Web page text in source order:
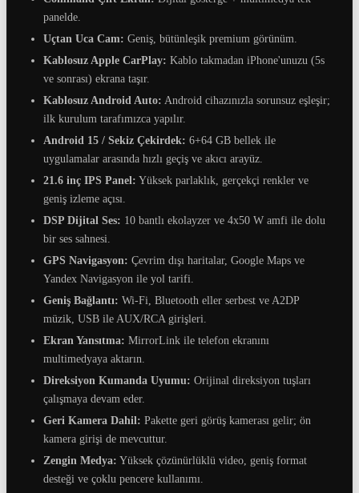
panelde.
Uçtan Uca Cam: Geniş, bütünleşik premium görünüm.
Kablosuz Apple CarPlay: Kablo takmadan iPhone'unuzu (5s
ve sonrası) ekrana taşır.
Kablosuz Android Auto: Android cihazınızla sorunsuz eşleşir;
ilk kurulum tarafımızca yapılır.
Android 15 / Sekiz Çekirdek: 6+64 GB bellek ile
uygulamalar arasında hızlı geçiş ve akıcı arayüz.
21.6 inç IPS Panel: Yüksek parlaklık, gerçekçi renkler ve
geniş izleme açısı.
DSP Dijital Ses: 10 bantlı ekolayzer ve 4x50 W amfi ile dolu
bir ses sahnesi.
GPS Navigasyon: Çevrim dışı haritalar, Google Maps ve
Yandex Navigasyon ile yol tarifi.
Geniş Bağlantı: Wi-Fi, Bluetooth eller serbest ve A2DP
müzik, USB ile AUX/RCA girişleri.
Ekran Yansıtma: MirrorLink ile telefon ekranını
multimedyaya aktarın.
Direksiyon Kumanda Uyumu: Orijinal direksiyon tuşları
çalışmaya devam eder.
Geri Kamera Dahil: Pakette geri görüş kamerası gelir; ön
kamera girişi de mevcuttur.
Zengin Medya: Yüksek çözünürlüklü video, geniş format
desteği ve çoklu pencere kullanımı.